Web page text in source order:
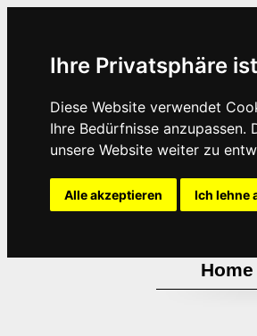
Ihre Privatsphäre
Diese Website verwendet
Ihre Bedürfnisse anzupassen.
unsere Website weiter zu
Alle akzeptieren Ich lehne
Home